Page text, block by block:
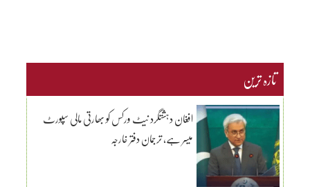
تازہ ترین
افغان دہشتگرد نیٹ ورکس کو بھارتی مالی سپورٹ
میسر ہے، ترجمان دفتر خارجہ